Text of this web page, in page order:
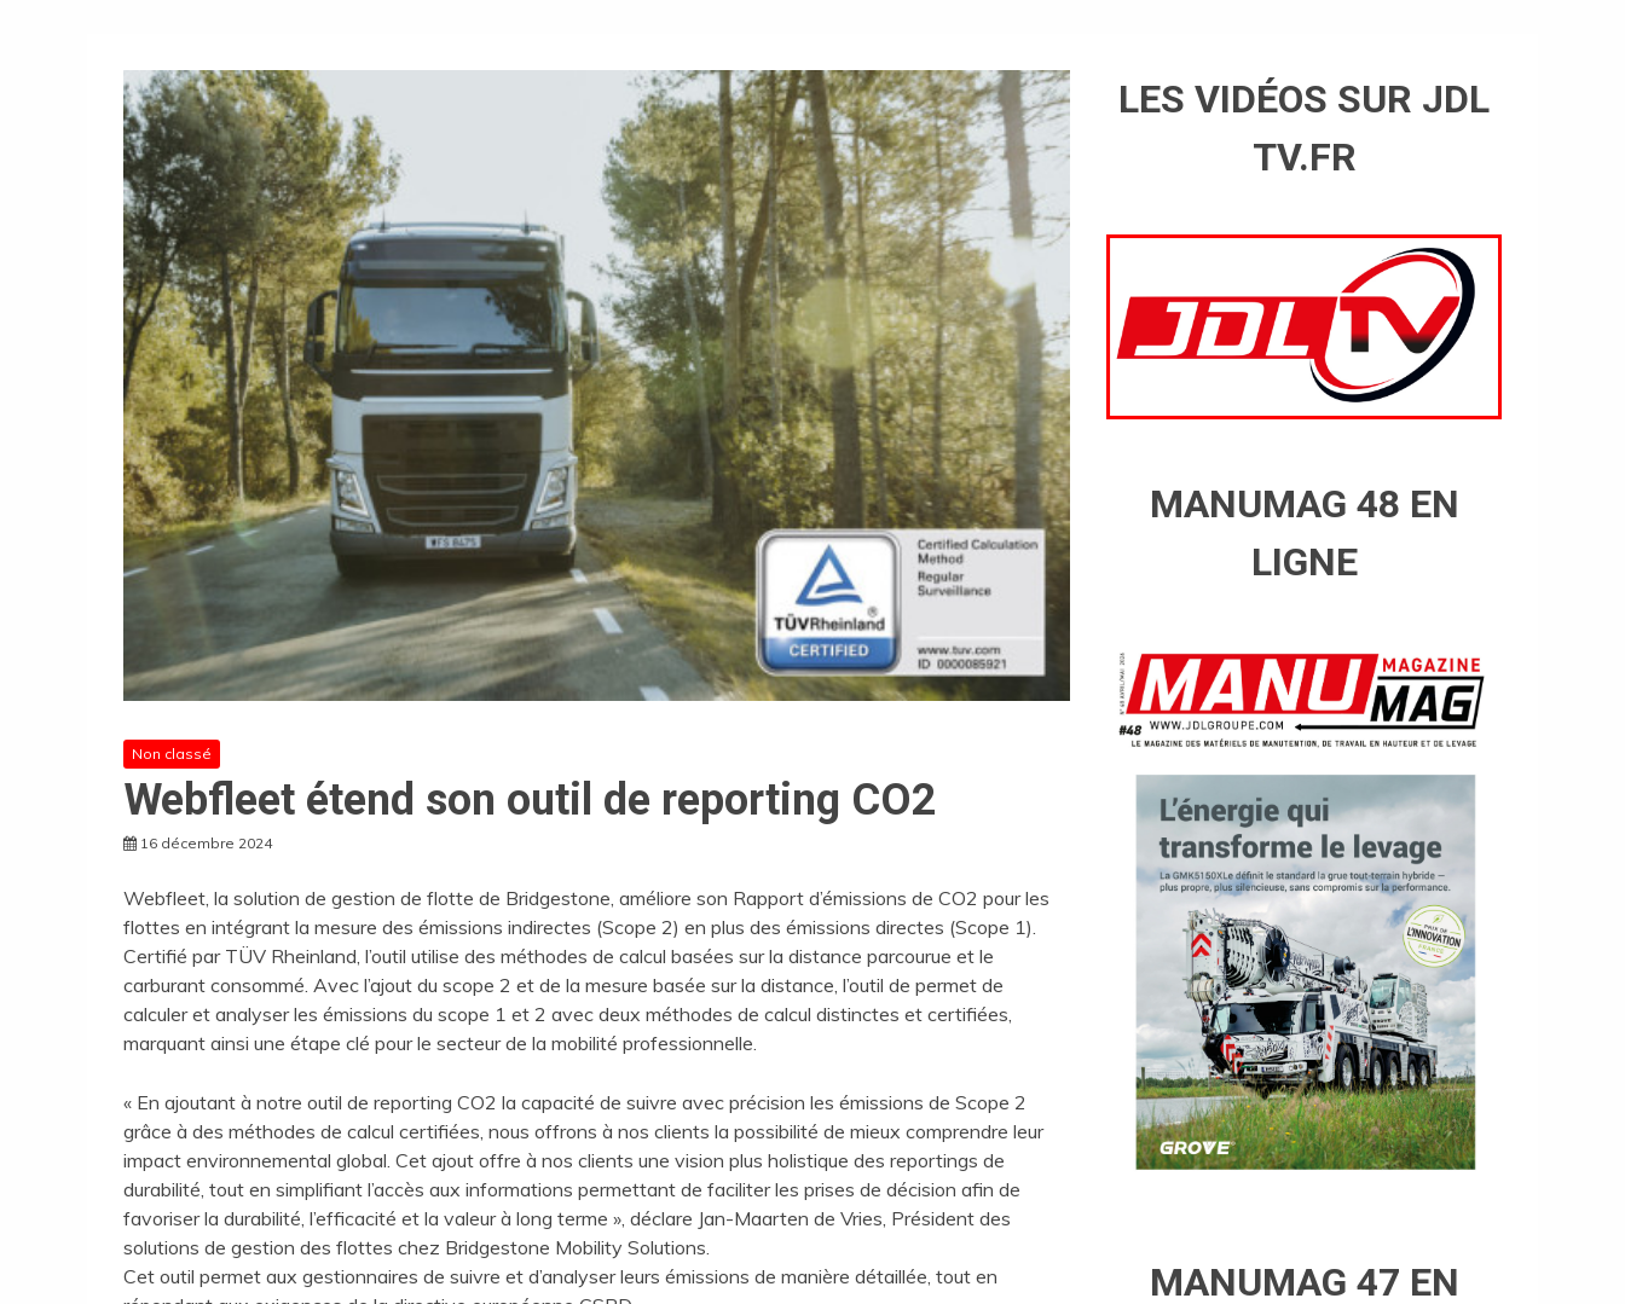
Non classé
Webfleet étend son outil de reporting CO2
16 décembre 2024
Webfleet, la solution de gestion de flotte de Bridgestone, améliore son Rapport d’émissions de CO2 pour les
flottes en intégrant la mesure des émissions indirectes (Scope 2) en plus des émissions directes (Scope 1).
Certifié par TÜV Rheinland, l’outil utilise des méthodes de calcul basées sur la distance parcourue et le
carburant consommé. Avec l’ajout du scope 2 et de la mesure basée sur la distance, l’outil de permet de
calculer et analyser les émissions du scope 1 et 2 avec deux méthodes de calcul distinctes et certifiées,
marquant ainsi une étape clé pour le secteur de la mobilité professionnelle.
« En ajoutant à notre outil de reporting CO2 la capacité de suivre avec précision les émissions de Scope 2
grâce à des méthodes de calcul certifiées, nous offrons à nos clients la possibilité de mieux comprendre leur
impact environnemental global. Cet ajout offre à nos clients une vision plus holistique des reportings de
durabilité, tout en simplifiant l’accès aux informations permettant de faciliter les prises de décision afin de
favoriser la durabilité, l’efficacité et la valeur à long terme », déclare Jan-Maarten de Vries, Président des
solutions de gestion des flottes chez Bridgestone Mobility Solutions.
Cet outil permet aux gestionnaires de suivre et d’analyser leurs émissions de manière détaillée, tout en
LES VIDÉOS SUR JDL
TV.FR
MANUMAG 48 EN
LIGNE
MANUMAG 47 EN